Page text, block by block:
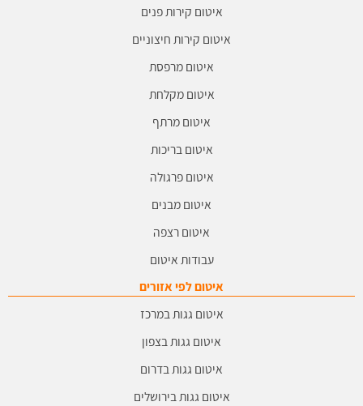
איטום קירות פנים
איטום קירות חיצוניים
איטום מרפסת
איטום מקלחת
איטום מרתף
איטום בריכות
איטום פרגולה
איטום מבנים
איטום רצפה
עבודות איטום
איטום לפי אזורים
איטום גגות במרכז
איטום גגות בצפון
איטום גגות בדרום
איטום גגות בירושלים